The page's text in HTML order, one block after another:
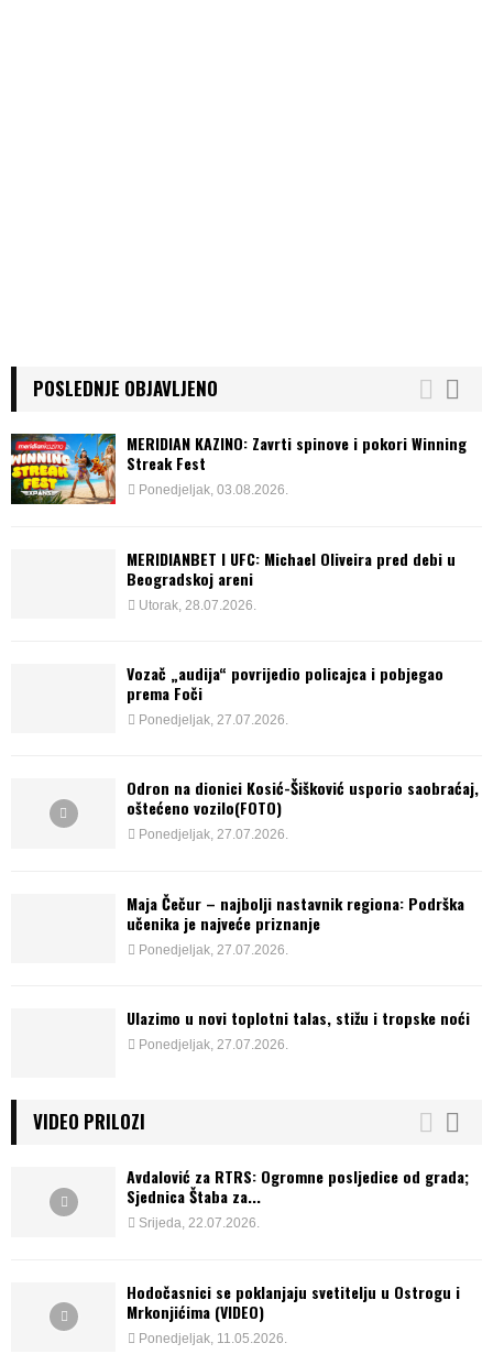
POSLEDNJE OBJAVLJENO
MERIDIAN KAZINO: Zavrti spinove i pokori Winning
Streak Fest
Ponedjeljak, 03.08.2026.
MERIDIANBET I UFC: Michael Oliveira pred debi u
Beogradskoj areni
Utorak, 28.07.2026.
Vozač „audija“ povrijedio policajca i pobjegao
prema Foči
Ponedjeljak, 27.07.2026.
Odron na dionici Kosić-Šišković usporio saobraćaj,
oštećeno vozilo(FOTO)
Ponedjeljak, 27.07.2026.
Maja Čečur – najbolji nastavnik regiona: Podrška
učenika je najveće priznanje
Ponedjeljak, 27.07.2026.
Ulazimo u novi toplotni talas, stižu i tropske noći
Ponedjeljak, 27.07.2026.
VIDEO PRILOZI
Avdalović za RTRS: Ogromne posljedice od grada;
Sjednica Štaba za...
Srijeda, 22.07.2026.
Hodočasnici se poklanjaju svetitelju u Ostrogu i
Mrkonjićima (VIDEO)
Ponedjeljak, 11.05.2026.